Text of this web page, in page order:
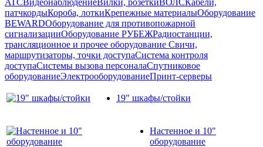
патчкордыКороба, лоткиКрепежные материалыОборудование
BEWARDОборудование для противопожарной
сигнализацииОборудование РУБЕЖРадиостанции,
трансляционное и прочее оборудование Свичи,
маршрутизаторы, точки доступаСистема контроля
доступаСистемы вызова персоналаСпутниковое
оборудованиеЭлектрооборудованиеПринт-серверы
19" шкафы/стойки
Настенное и 10"
оборудование